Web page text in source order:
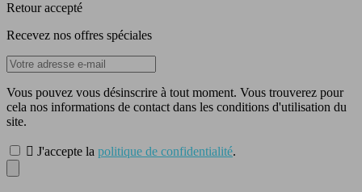
Retour accepté
Recevez nos offres spéciales
Vous pouvez vous désinscrire à tout moment. Vous trouverez pour
cela nos informations de contact dans les conditions d'utilisation du
site.
 J'accepte la politique de confidentialité.